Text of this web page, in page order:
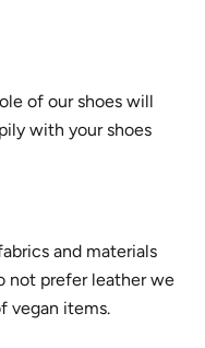
of our shoes will
with your shoes
and materials
not prefer leather we
vegan items.